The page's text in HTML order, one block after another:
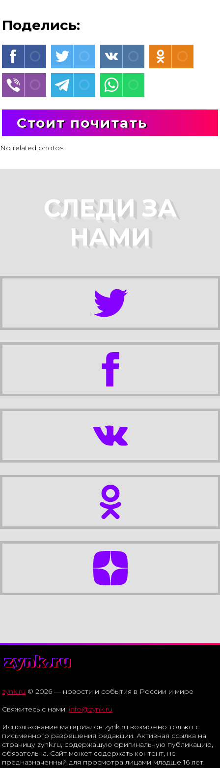
Поделись:
Стоит почитать
No related photos.
СЛЕДИ ЗА
НАМИ
zynk.ru
zynk.ru © 2026 — новости и события в России и мире
Свяжитесь с нами: info@zynk.ru
Использование материалов zynk.ru возможно только с
письменного разрешения редакции. Активная ссылка на
страницу zynk.ru, содержащую оригинальную публикацию,
обязательна. Сайт может содержать контент, не
предназначенный для просмотра лицами младше 16 лет.